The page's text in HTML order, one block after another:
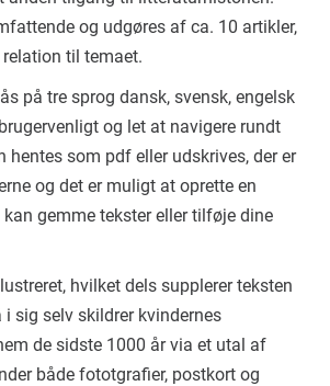
og udgøres af ca. 10 artikler,
til temaet.
på tre sprog dansk, svensk, engelsk
og let at navigere rundt
hentes som pdf eller udskrives, der er
og det er muligt at oprette en
gemme tekster eller tilføje dine
hvilket dels supplerer teksten
i sig selv skildrer kvindernes
de sidste 1000 år via et utal af
både fototgrafier, postkort og